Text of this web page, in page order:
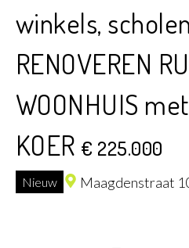
winkels,
RENOVEREN
WOONHUIS
KOER € 225.000
Nieuw Maagdenstraat